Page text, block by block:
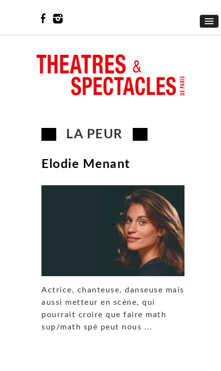
LA PEUR
Elodie Menant
Actrice, chanteuse, danseuse mais
aussi metteur en scène, qui
pourrait croire que faire math
sup/math spé peut nous ...